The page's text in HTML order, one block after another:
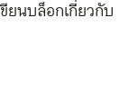
ยนบล็อกเกี่ยวกับ